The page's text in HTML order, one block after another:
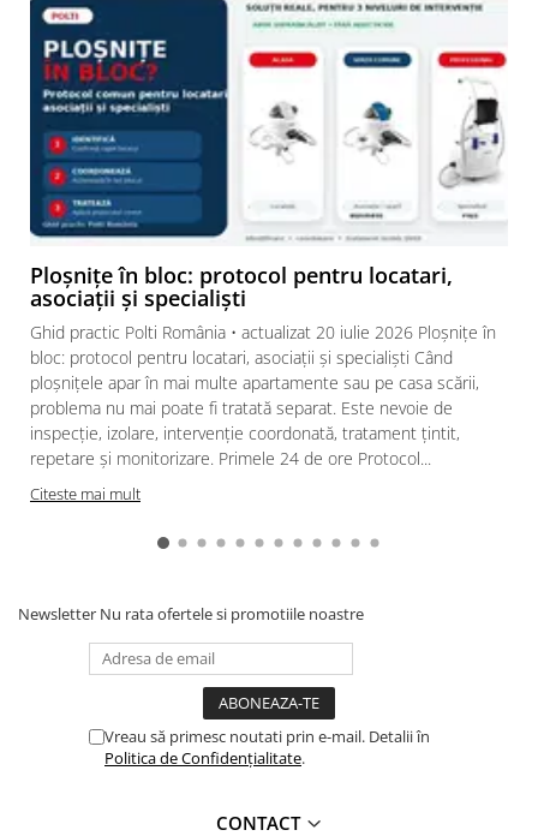
Niveluri de
temperatura
Auto-inchidere
Da
Culoare
Negru/Argintiu
Compatibilitate
cafea
cialde E.S.E.
44 mm
EAN
8007411901836
Dimensiuni (LxPxA)
35 x 10,5 x 23
cm
Numar bauturi
preparate in acelasi
timp
1
Timp încălzire
1 minut
SKU
PCEU0124
PresIune pompa
Capacitate rezervor apa
0,850 l
Tip espressor
Manual
Ploșnițe în bloc: protocol pentru locatari,
asociații și specialiști
Ghid practic Polti România • actualizat 20 iulie 2026 Ploșnițe în
bloc: protocol pentru locatari, asociații și specialiști Când
ploșnițele apar în mai multe apartamente sau pe casa scării,
problema nu mai poate fi tratată separat. Este nevoie de
inspecție, izolare, intervenție coordonată, tratament țintit,
repetare și monitorizare. Primele 24 de ore Protocol...
Citeste mai mult
Newsletter Nu rata ofertele si promotiile noastre
Vreau să primesc noutati prin e-mail. Detalii în
Politica de Confidențialitate.
CONTACT